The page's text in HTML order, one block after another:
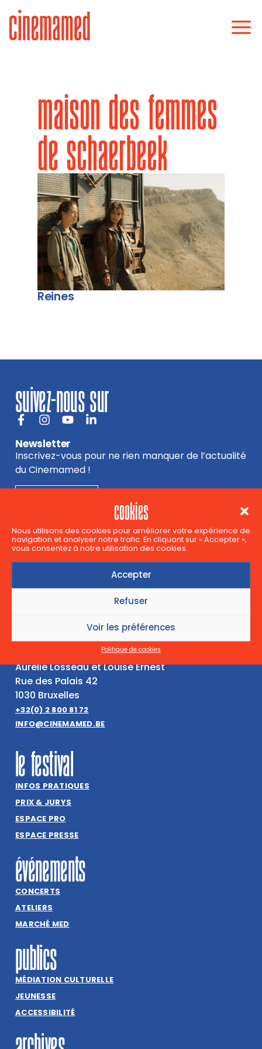
cookies
Nous utilisons des cookies pour améliorer votre expérience de
navigation et analyser notre trafic. En cliquant sur « Accepter »,
vous consentez à notre utilisation des cookies.
Accepter
Refuser
Voir les préférences
Politique de cookies
maison des femmes
de schaerbeek
Reines
suivez-nous sur
Newsletter
Inscrivez-vous pour ne rien manquer de l’actualité
du Cinemamed !
cinemamed
QUI SOMMES-NOUS ?
LA CHARTE DU CINEMAMED
contact
Aurélie Losseau et Louise Ernest
Rue des Palais 42
1030 Bruxelles
+32(0) 2 800 81 72
INFO@CINEMAMED.BE
le festival
INFOS PRATIQUES
PRIX & JURYS
ESPACE PRO
ESPACE PRESSE
événements
CONCERTS
ATELIERS
MARCHÉ MED
publics
MÉDIATION CULTURELLE
JEUNESSE
ACCESSIBILITÉ